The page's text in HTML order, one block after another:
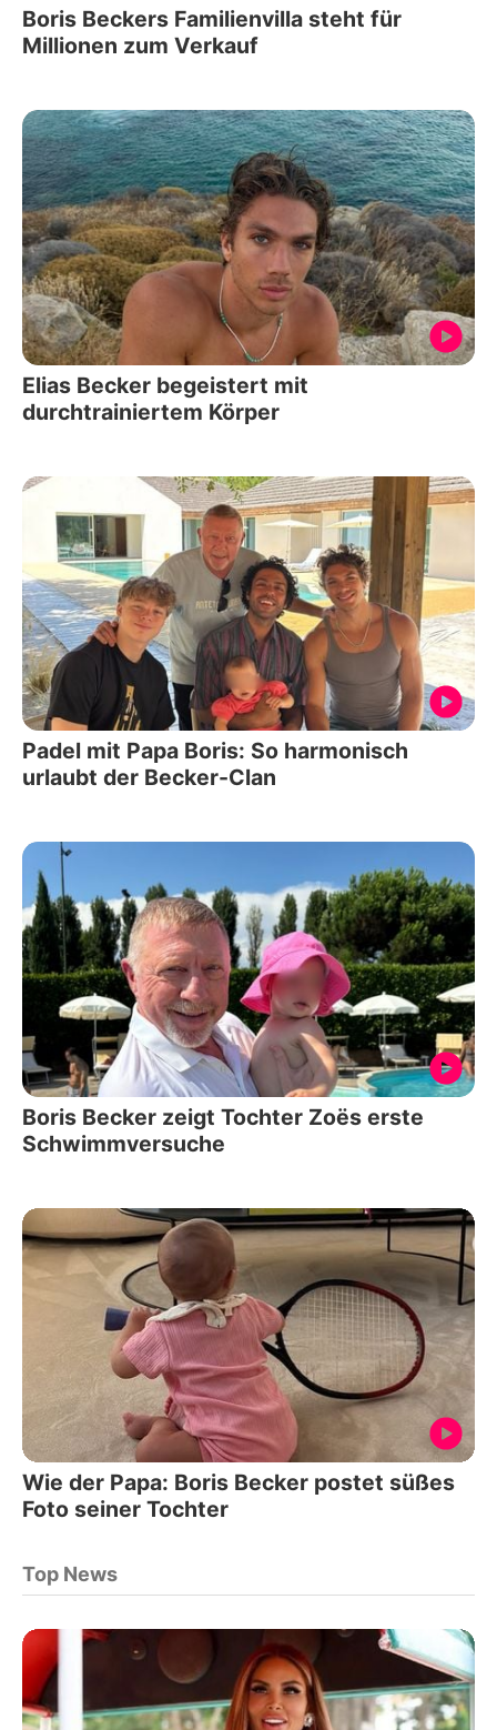
Boris Beckers Familienvilla steht für
Millionen zum Verkauf
Elias Becker begeistert mit
durchtrainiertem Körper
Padel mit Papa Boris: So harmonisch
urlaubt der Becker-Clan
Boris Becker zeigt Tochter Zoës erste
Schwimmversuche
Wie der Papa: Boris Becker postet süßes
Foto seiner Tochter
Top News